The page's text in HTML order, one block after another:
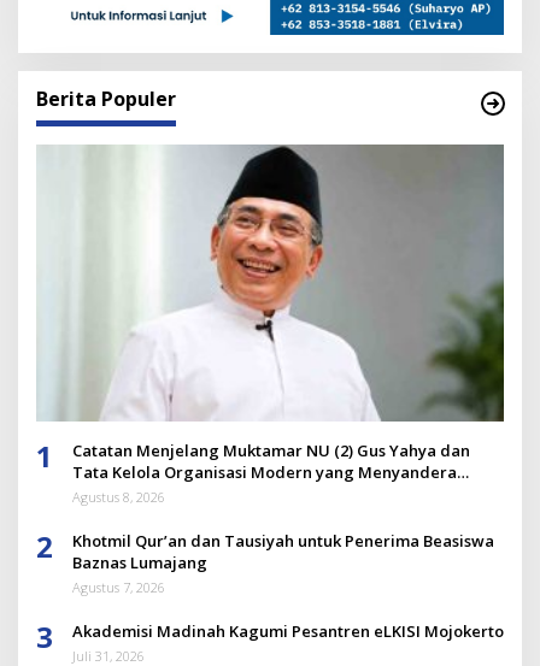
Berita Populer
1
Catatan Menjelang Muktamar NU (2) Gus Yahya dan
Tata Kelola Organisasi Modern yang Menyandera
Dirinya
Agustus 8, 2026
2
Khotmil Qur’an dan Tausiyah untuk Penerima Beasiswa
Baznas Lumajang
Agustus 7, 2026
3 Akademisi Madinah Kagumi Pesantren eLKISI Mojokerto
Juli 31, 2026